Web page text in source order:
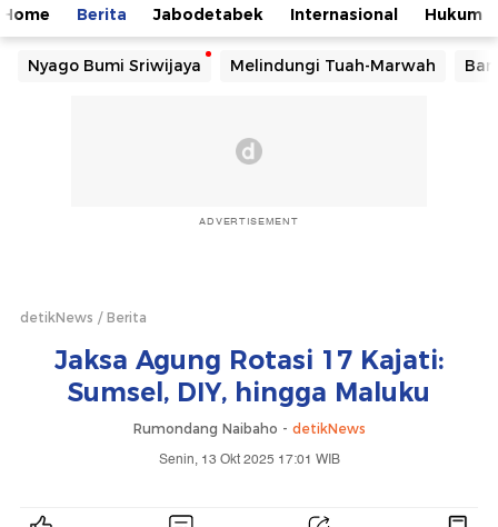
Home Berita Jabodetabek Internasional Hukum
Nyago Bumi Sriwijaya Melindungi Tuah-Marwah
ADVERTISEMENT
detikNews Berita
Jaksa Agung Rotasi 17 Kajati:
Sumsel, DIY, hingga Maluku
Rumondang Naibaho - detikNews
Senin, 13 Okt 2025 17:01 WIB